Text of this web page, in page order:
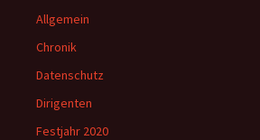
Allgemein
Chronik
Datenschutz
Dirigenten
Festjahr 2020